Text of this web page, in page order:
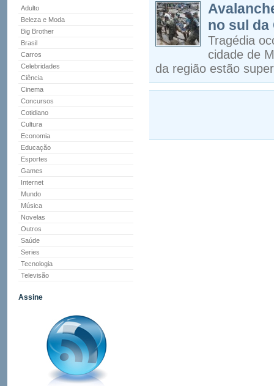
Adulto
Beleza e Moda
Big Brother
Brasil
Carros
Celebridades
Ciência
Cinema
Concursos
Cotidiano
Cultura
Economia
Educação
Esportes
Games
Internet
Mundo
Música
Novelas
Outros
Saúde
Series
Tecnologia
Televisão
Assine
no sul da
Tragédia
cidade de
da região estão